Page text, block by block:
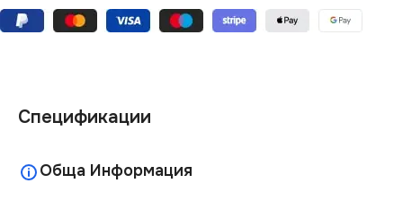
Спецификации
Обща Информация